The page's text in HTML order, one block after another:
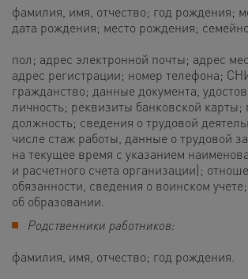
фамилия, имя, отчество; год рождения;
дата рождения; место рождения;
пол; адрес электронной почты; адрес
адрес регистрации; номер телефона;
гражданство; данные документа,
личность; реквизиты банковской карты;
должность; сведения о трудовой
числе стаж работы, данные о трудовой
на текущее время с указанием
и расчетного счета организации);
обязанности, сведения о воинском
об образовании.
Родственники работников:
фамилия, имя, отчество; год рождения.